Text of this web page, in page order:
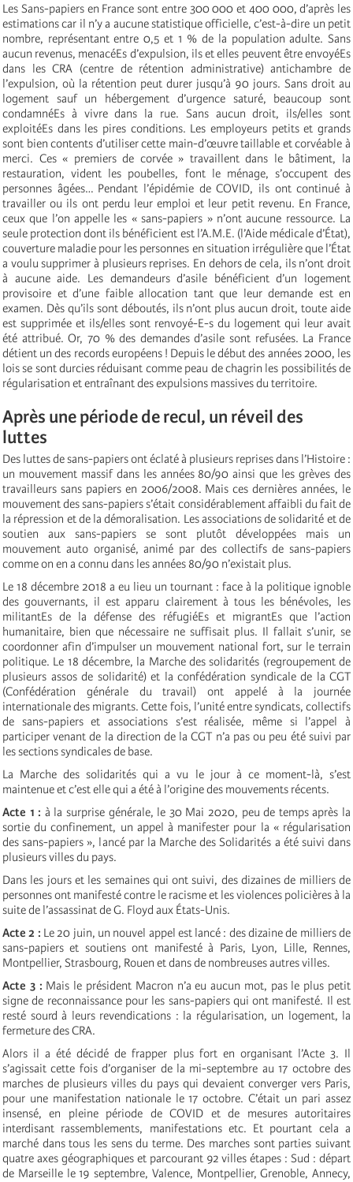
Les Sans-papiers en France sont entre 300 000 et 400 000, d’après les
estimations car il n’y a aucune statistique officielle, c’est-à-dire un petit
nombre, représentant entre 0,5 et 1 % de la population adulte. Sans
aucun revenus, menacéEs d’expulsion, ils et elles peuvent être envoyéEs
dans les CRA (centre de rétention administrative) antichambre de
l’expulsion, où la rétention peut durer jusqu’à 90 jours. Sans droit au
logement sauf un hébergement d’urgence saturé, beaucoup sont
condamnéEs à vivre dans la rue. Sans aucun droit, ils/elles sont
exploitéEs dans les pires conditions. Les employeurs petits et grands
sont bien contents d’utiliser cette main-d’œuvre taillable et corvéable à
merci. Ces « premiers de corvée » travaillent dans le bâtiment, la
restauration, vident les poubelles, font le ménage, s’occupent des
personnes âgées… Pendant l’épidémie de COVID, ils ont continué à
travailler ou ils ont perdu leur emploi et leur petit revenu. En France,
ceux que l’on appelle les « sans-papiers » n’ont aucune ressource. La
seule protection dont ils bénéficient est l’A.M.E. (l’Aide médicale d’État),
couverture maladie pour les personnes en situation irrégulière que l’État
a voulu supprimer à plusieurs reprises. En dehors de cela, ils n’ont droit
à aucune aide. Les demandeurs d’asile bénéficient d’un logement
provisoire et d’une faible allocation tant que leur demande est en
examen. Dès qu’ils sont déboutés, ils n’ont plus aucun droit, toute aide
est supprimée et ils/elles sont renvoyé-E-s du logement qui leur avait
été attribué. Or, 70 % des demandes d’asile sont refusées. La France
détient un des records européens ! Depuis le début des années 2000, les
lois se sont durcies réduisant comme peau de chagrin les possibilités de
régularisation et entraînant des expulsions massives du territoire.
Après une période de recul, un réveil des
luttes
Des luttes de sans-papiers ont éclaté à plusieurs reprises dans l’Histoire :
un mouvement massif dans les années 80/90 ainsi que les grèves des
travailleurs sans papiers en 2006/2008. Mais ces dernières années, le
mouvement des sans-papiers s’était considérablement affaibli du fait de
la répression et de la démoralisation. Les associations de solidarité et de
soutien aux sans-papiers se sont plutôt développées mais un
mouvement auto organisé, animé par des collectifs de sans-papiers
comme on en a connu dans les années 80/90 n’existait plus.
Le 18 décembre 2018 a eu lieu un tournant : face à la politique ignoble
des gouvernants, il est apparu clairement à tous les bénévoles, les
militantEs de la défense des réfugiéEs et migrantEs que l’action
humanitaire, bien que nécessaire ne suffisait plus. Il fallait s’unir, se
coordonner afin d’impulser un mouvement national fort, sur le terrain
politique. Le 18 décembre, la Marche des solidarités (regroupement de
plusieurs assos de solidarité) et la confédération syndicale de la CGT
(Confédération générale du travail) ont appelé à la journée
internationale des migrants. Cette fois, l’unité entre syndicats, collectifs
de sans-papiers et associations s’est réalisée, même si l’appel à
participer venant de la direction de la CGT n’a pas ou peu été suivi par
les sections syndicales de base.
La Marche des solidarités qui a vu le jour à ce moment-là, s’est
maintenue et c’est elle qui a été à l’origine des mouvements récents.
Acte 1 : à la surprise générale, le 30 Mai 2020, peu de temps après la
sortie du confinement, un appel à manifester pour la « régularisation
des sans-papiers », lancé par la Marche des Solidarités a été suivi dans
plusieurs villes du pays.
Dans les jours et les semaines qui ont suivi, des dizaines de milliers de
personnes ont manifesté contre le racisme et les violences policières à la
suite de l’assassinat de G. Floyd aux États-Unis.
Acte 2 : Le 20 juin, un nouvel appel est lancé : des dizaine de milliers de
sans-papiers et soutiens ont manifesté à Paris, Lyon, Lille, Rennes,
Montpellier, Strasbourg, Rouen et dans de nombreuses autres villes.
Acte 3 : Mais le président Macron n’a eu aucun mot, pas le plus petit
signe de reconnaissance pour les sans-papiers qui ont manifesté. Il est
resté sourd à leurs revendications : la régularisation, un logement, la
fermeture des CRA.
Alors il a été décidé de frapper plus fort en organisant l’Acte 3. Il
s’agissait cette fois d’organiser de la mi-septembre au 17 octobre des
marches de plusieurs villes du pays qui devaient converger vers Paris,
pour une manifestation nationale le 17 octobre. C’était un pari assez
insensé, en pleine période de COVID et de mesures autoritaires
interdisant rassemblements, manifestations etc. Et pourtant cela a
marché dans tous les sens du terme. Des marches sont parties suivant
quatre axes géographiques et parcourant 92 villes étapes : Sud : départ
de Marseille le 19 septembre, Valence, Montpellier, Grenoble, Annecy,